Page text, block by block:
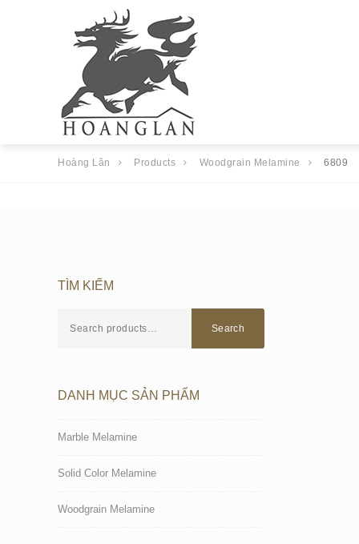
Hoàng Lân Products Woodgrain Melamine 6809
TÌM KIẾM
Search
DANH MỤC SẢN PHẨM
Marble Melamine
Solid Color Melamine
Woodgrain Melamine